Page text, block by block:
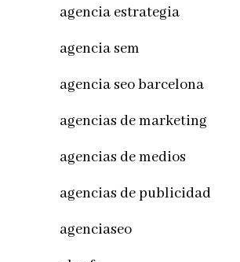
agencia estrategia
agencia sem
agencia seo barcelona
agencias de marketing
agencias de medios
agencias de publicidad
agenciaseo